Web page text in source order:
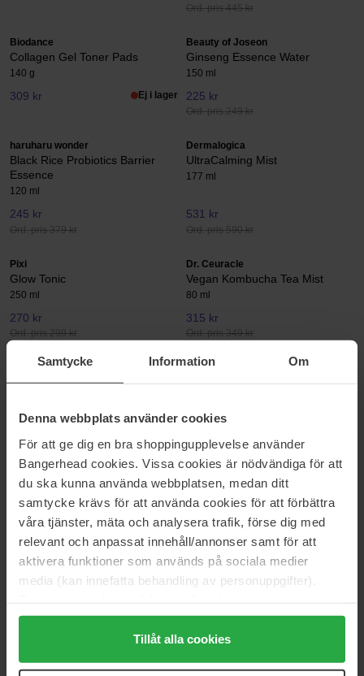
Samtycke Information Om
Denna webbplats använder cookies
För att ge dig en bra shoppingupplevelse använder
Bangerhead cookies. Vissa cookies är nödvändiga för att
du ska kunna använda webbplatsen, medan ditt
samtycke krävs för att använda cookies för att förbättra
våra tjänster, mäta och analysera trafik, förse dig med
relevant och anpassat innehåll/annonser samt för att
aktivera funktioner som används på sociala medier
media (kan innefatta behandling av personuppgifter).
Genom att trycka på "Tillåt alla cookies" accepterar du
alla cookies, medan du under "Detaljer" kan anpassa
användningen av cookies. Du kan när som helst återkalla
Tillåt alla cookies
Ord. pris 445 kr
Biodance
Collagen Gel Toner Pads
140 g
309 kr Ej i lager
Beauty of Joseon
Ginseng Essence Water
150 ml
225 kr
Ord. pris 249 kr
haruharu wonder
Black Rice Probiotics Barrier
Essence
120 ml
245 kr
Ord. pris 379 kr
Dermalogica
UltraCalming Mist
177 ml
531 kr
Ord. pris 590 kr
Pixi
Glow Tonic
250 ml
270 kr
Ord. pris 299 kr
Dr. Ceuracle
Vegan Kombucha Tea Mist
80 ml
315 kr
Ord. pris 349 kr
Exuviance
HydraSoothe Refresh Toner
360 kr
Babor
Soothing Rose Toner
333 kr
SKIN1004
Madagascar Centella
210 ml
252 kr
Ord. pris 279 kr
Goodal
Vegan Rice Milk Moisturizing
Toner
250 ml
243 kr
Ord. pris 269 kr
200 ml
Ord. pris 155 kr
716 kr